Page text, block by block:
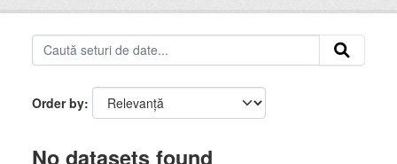
Order by
No datasets found